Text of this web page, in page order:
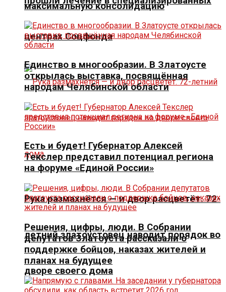
центрах Соцфонда
Рука размахнётся — и двор расцветёт. 72-
летний златоустовец наводит порядок во
дворе своего дома
максимальную консолидацию
Единство в многообразии. В Златоусте
открылась выставка, посвящённая
народам Челябинской области
Есть и будет! Губернатор Алексей
Текслер представил потенциал региона
на форуме «Единой России»
Решения, цифры, люди. В Собрании
депутатов Златоуста рассказали о
поддержке бойцов, наказах жителей и
планах на будущее